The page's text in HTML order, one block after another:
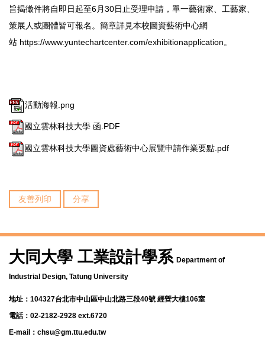
旨揭徵件將自即日起至6月30日止受理申請，單一藝術家、 工藝家、
策展人或團體皆可報名。簡章詳見本校圖資藝術中心網
站 https://www.yuntechartcenter.com/exhibitionapplication。
活動海報.png
國立雲林科技大學 函.PDF
國立雲林科技大學圖資處藝術中心展覽申請作業要點.pdf
友善列印 分享
大同大學 工業設計學系 Department of
Industrial Design, Tatung University
地址：104327台北市中山區中山北路三段40號 經營大樓106室
電話：02-2182-2928 ext.6720
E-mail：chsu@gm.ttu.edu.tw